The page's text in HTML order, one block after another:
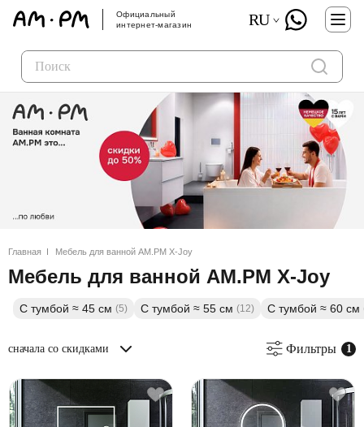
Официальный
интернет-магазин
RU
Главная Мебель для ванной AM.PM X-Joy
Мебель для ванной AM.PM X-Joy
С тумбой ≈ 45 см (5) С тумбой ≈ 55 см (12) С тумбой ≈ 60 см
сначала со скидками Фильтры